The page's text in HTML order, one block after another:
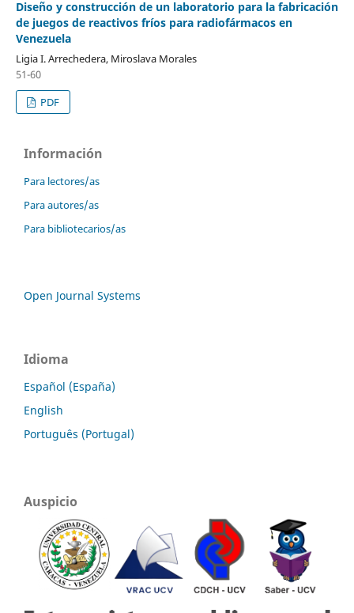
Diseño y construcción de un laboratorio para la fabricación
de juegos de reactivos fríos para radiofármacos en
Venezuela
Ligia I. Arrechedera, Miroslava Morales
51-60
PDF
Información
Para lectores/as
Para autores/as
Para bibliotecarios/as
Open Journal Systems
Idioma
Español (España)
English
Português (Portugal)
Auspicio